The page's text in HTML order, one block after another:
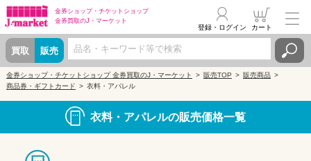
金券ショップ・ チケットショップ
金券買取のJ・マーケット
買取 販売
登録・ログイン カート
金券ショップ・チケットショップ 金券買取のJ・マーケット 販売TOP
販売商品
商品券・ギフトカード
衣料・アパレル
衣料・アパレルの販売価格一覧